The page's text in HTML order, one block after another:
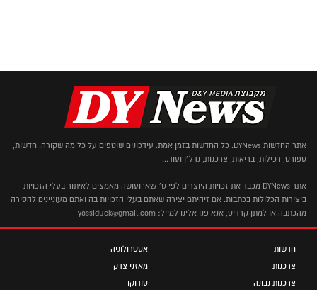
אתר החדשות DYNews. כל החדשות בזמן אמת. עידכונים שוטפים על כל מה שקורה. חדשות,
ספורט, רכילות, בריאות, צרכנות, נדל"ן ועוד...
אתר DYNews מכבד את זכויות היוצרים לפי ס' 27א' ועושה מאמצים לאיתור בעלי הזכויות
ביצירות הכלולות בכתבות. אם זיהיתם יצירה שאתם בעלי הזכויות בה ואתם מעוניינים להסירה
מהכתבה או למתן קרדיט, אנא פנו אלינו למייל: yossiduek@gmail.com
חדשות
צרכנות
צרכנות נבונה
אסטרולוגיה
מאזני צדק
סודוקו